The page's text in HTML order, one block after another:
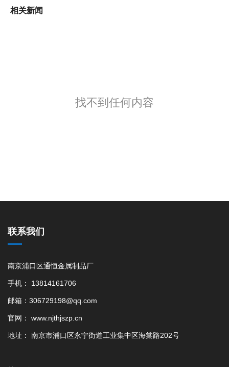
相关新闻
找不到任何内容
联系我们
南京浦口区通恒金属制品厂
手机： 13814161706
邮箱：306729198@qq.com
官网： www.njthjszp.cn
地址： 南京市浦口区永宁街道工业集中区海棠路202号